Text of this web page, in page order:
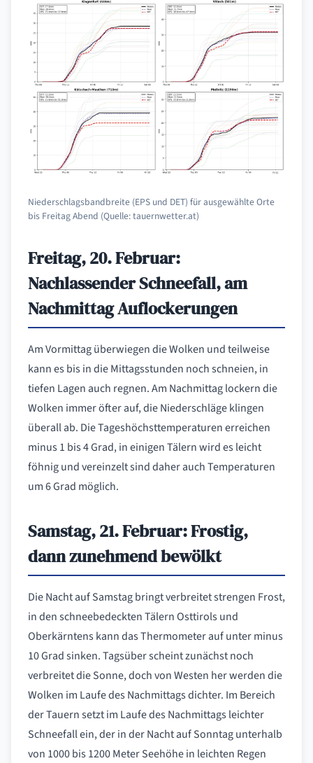
Niederschlagsbandbreite (EPS und DET) für ausgewählte Orte
bis Freitag Abend (Quelle: tauernwetter.at)
Freitag, 20. Februar:
Nachlassender Schneefall, am
Nachmittag Auflockerungen
Am Vormittag überwiegen die Wolken und teilweise
kann es bis in die Mittagsstunden noch schneien, in
tiefen Lagen auch regnen. Am Nachmittag lockern die
Wolken immer öfter auf, die Niederschläge klingen
überall ab. Die Tageshöchsttemperaturen erreichen
minus 1 bis 4 Grad, in einigen Tälern wird es leicht
föhnig und vereinzelt sind daher auch Temperaturen
um 6 Grad möglich.
Samstag, 21. Februar: Frostig,
dann zunehmend bewölkt
Die Nacht auf Samstag bringt verbreitet strengen Frost,
in den schneebedeckten Tälern Osttirols und
Oberkärntens kann das Thermometer auf unter minus
10 Grad sinken. Tagsüber scheint zunächst noch
verbreitet die Sonne, doch von Westen her werden die
Wolken im Laufe des Nachmittags dichter. Im Bereich
der Tauern setzt im Laufe des Nachmittags leichter
Schneefall ein, der in der Nacht auf Sonntag unterhalb
von 1000 bis 1200 Meter Seehöhe in leichten Regen